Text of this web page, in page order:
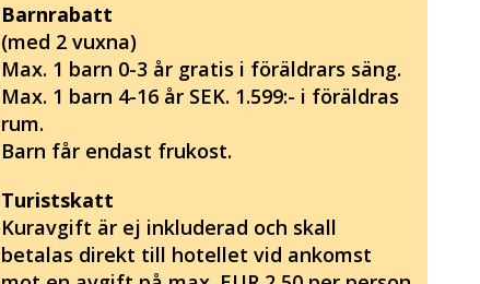
Barnrabatt
(med 2 vuxna)
Max. 1 barn 0-3 år gratis i föräldrars säng.
Max. 1 barn 4-16 år SEK. 1.599:- i föräldras
rum.
Barn får endast frukost.
Turistskatt
Kuravgift är ej inkluderad och skall
betalas direkt till hotellet vid ankomst